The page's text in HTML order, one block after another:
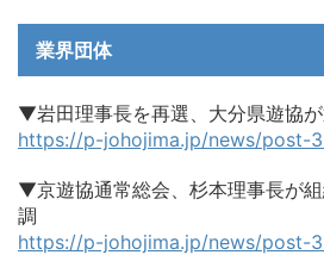
業界団体
▼岩田理事長を再選、大分県遊協
https://p-johojima.jp/news/post-
▼京遊協通常総会、杉本理事長が
調
https://p-johojima.jp/news/post-